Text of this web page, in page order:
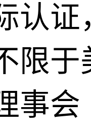
认证
限于
事会